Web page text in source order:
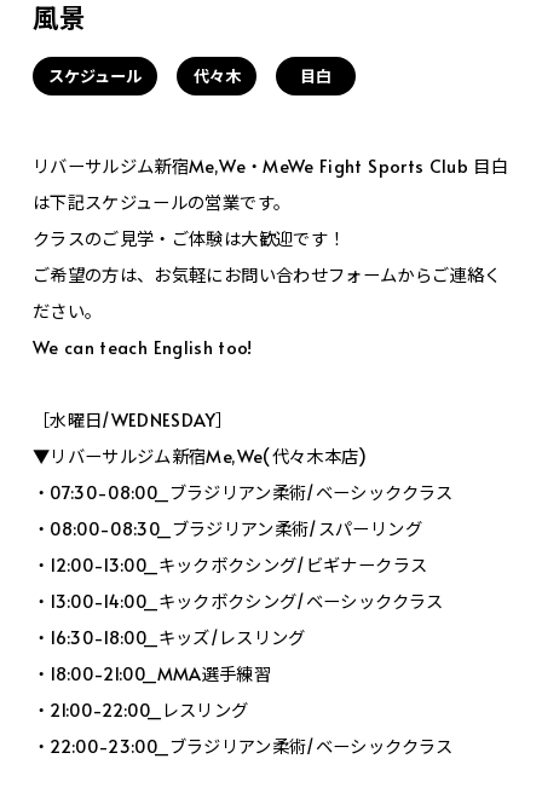
風景
スケジュール 代々木 目白
リバーサルジム新宿Me,We・MeWe Fight Sports Club 目白
は下記スケジュールの営業です。
クラスのご見学・ご体験は大歓迎です！
ご希望の方は、お気軽にお問い合わせフォームからご連絡く
ださい。
We can teach English too!
［水曜日/WEDNESDAY］
▼リバーサルジム新宿Me,We(代々木本店)
・07:30-08:00_ブラジリアン柔術/ベーシッククラス
・08:00-08:30_ブラジリアン柔術/スパーリング
・12:00-13:00_キックボクシング/ビギナークラス
・13:00-14:00_キックボクシング/ベーシッククラス
・16:30-18:00_キッズ/レスリング
・18:00-21:00_MMA選手練習
・21:00-22:00_レスリング
・22:00-23:00_ブラジリアン柔術/ベーシッククラス